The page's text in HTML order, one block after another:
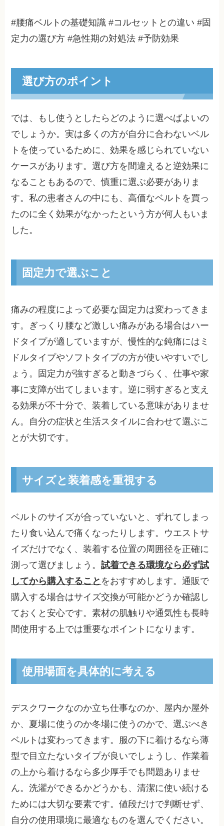
#腰痛ベルトの基礎知識 #コルセットとの違い #固
定力の選び方 #急性期の対処法 #予防効果
選び方のポイント
では、もし使うとしたらどのように選べばよいの
でしょうか。実は多くの方が自分に合わないベル
トを使っているために、効果を感じられていない
ケースがあります。選び方を間違えると逆効果に
なることもあるので、慎重に選ぶ必要がありま
す。私の患者さんの中にも、高価なベルトを買っ
たのに全く効果がなかったという方が何人もいま
した。
固定力で選ぶこと
痛みの程度によって必要な固定力は変わってきま
す。ぎっくり腰など激しい痛みがある場合はハー
ドタイプが適していますが、慢性的な鈍痛にはミ
ドルタイプやソフトタイプの方が使いやすいでし
ょう。固定力が強すぎると動きづらく、仕事や家
事に支障が出てしまいます。逆に弱すぎると支え
る効果が不十分で、装着している意味がありませ
ん。自分の症状と生活スタイルに合わせて選ぶこ
とが大切です。
サイズと装着感を重視する
ベルトのサイズが合っていないと、ずれてしまっ
たり食い込んで痛くなったりします。ウエストサ
イズだけでなく、装着する位置の周囲径を正確に
測って選びましょう。試着できる環境なら必ず試
してから購入すること をおすすめします。通販で
購入する場合はサイズ交換が可能かどうか確認し
ておくと安心です。素材の肌触りや通気性も長時
間使用する上では重要なポイントになります。
使用場面を具体的に考える
デスクワークなのか立ち仕事なのか、屋内か屋外
か、夏場に使うのか冬場に使うのかで、選ぶべき
ベルトは変わってきます。服の下に着けるなら薄
型で目立たないタイプが良いでしょうし、作業着
の上から着けるなら多少厚手でも問題ありませ
ん。洗濯ができるかどうかも、清潔に使い続ける
ためには大切な要素です。値段だけで判断せず、
自分の使用環境に最適なものを選んでください。